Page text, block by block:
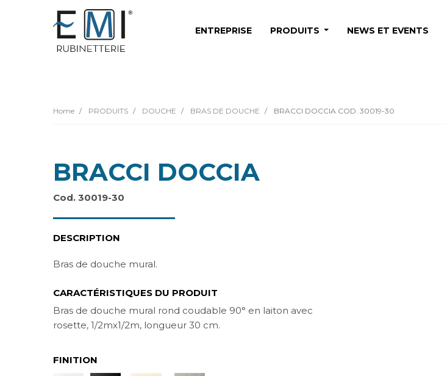
ENTREPRISE PRODUITS NEWS ET EVENTS
Home PRODUITS DOUCHE BRAS DE DOUCHE BRACCI DOCCIA COD. 30019-30
BRACCI DOCCIA
Cod. 30019-30
DESCRIPTION
Bras de douche mural.
CARACTÉRISTIQUES DU PRODUIT
Bras de douche mural rond coudable 90° en laiton avec
rosette, 1/2mx1/2m, longueur 30 cm.
FINITION